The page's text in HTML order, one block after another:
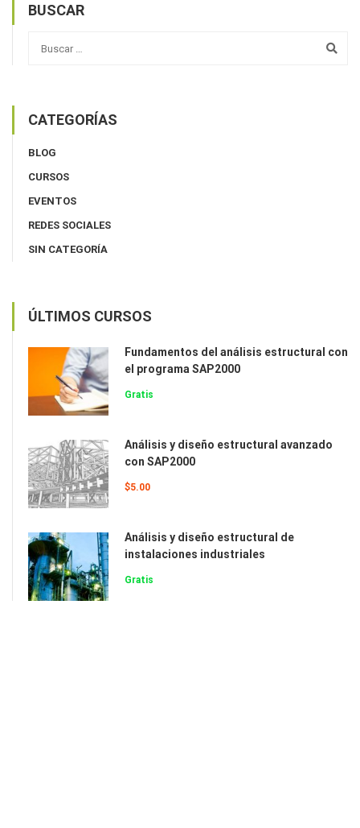
BUSCAR
CATEGORÍAS
BLOG
CURSOS
EVENTOS
REDES SOCIALES
SIN CATEGORÍA
ÚLTIMOS CURSOS
Fundamentos del análisis estructural con
el programa SAP2000
Gratis
Análisis y diseño estructural avanzado
con SAP2000
$5.00
Análisis y diseño estructural de
instalaciones industriales
Gratis